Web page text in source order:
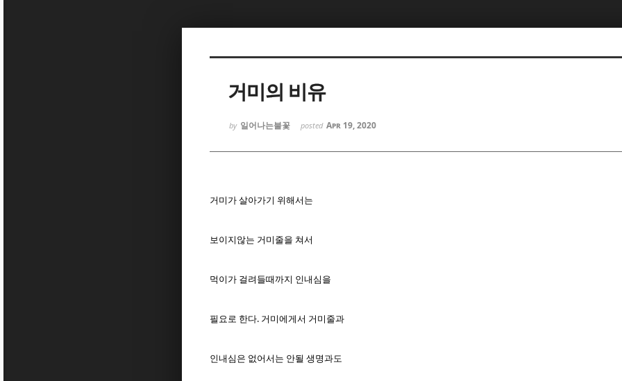
거미의 비유
by 일어나는불꽃 posted Apr 19, 2020
거미가 살아가기 위해서는
보이지않는 거미줄을 쳐서
먹이가 걸려들때까지 인내심을
필요로 한다. 거미에게서 거미줄과
인내심은 없어서는 안될 생명과도
Sketchbook5, 스케치북5
Sketchbook5, 스케치북5